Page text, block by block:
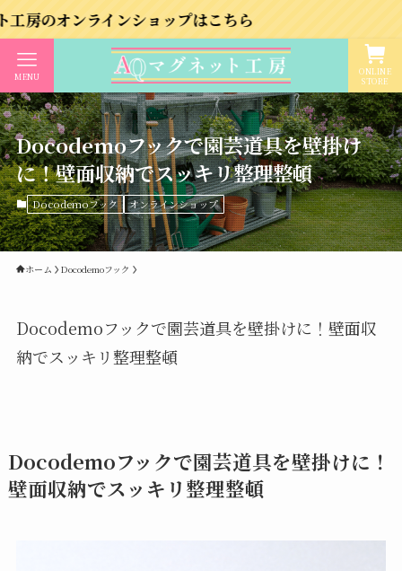
ラインショップはこちら
ONLINE
STORE
MENU
Docodemoフックで園芸道具を壁掛け
に！壁面収納でスッキリ整理整頓
Docodemoフック オンラインショップ
ホーム Docodemoフック
Docodemoフックで園芸道具を壁掛けに！壁面収
納でスッキリ整理整頓
Docodemoフックで園芸道具を壁掛けに！
壁面収納でスッキリ整理整頓